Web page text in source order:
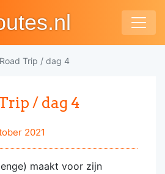
Trip / dag 4
/ dag 4
2021
maakt voor zijn